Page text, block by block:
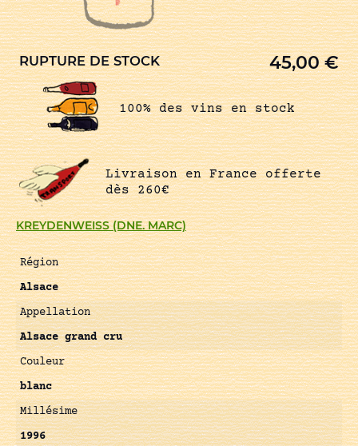
KREYDENWEISS (DNE. MARC)
Région
Alsace
Appellation
Alsace grand cru
Couleur
blanc
Millésime
1996
RUPTURE DE STOCK 45,00€
100% des vins en stock
Livraison en France offerte
dès 260€